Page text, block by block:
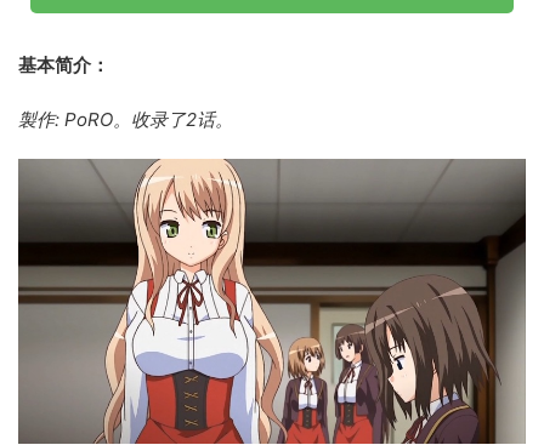
基本简介：
製作: PoRO。收录了2话。